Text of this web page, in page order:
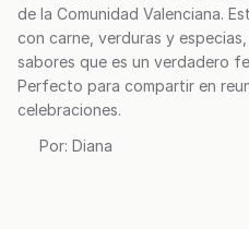
de la Comunidad Valenciana.
con carne, verduras y
sabores que es un verdadero
Perfecto para compartir en
celebraciones.
Por: Diana